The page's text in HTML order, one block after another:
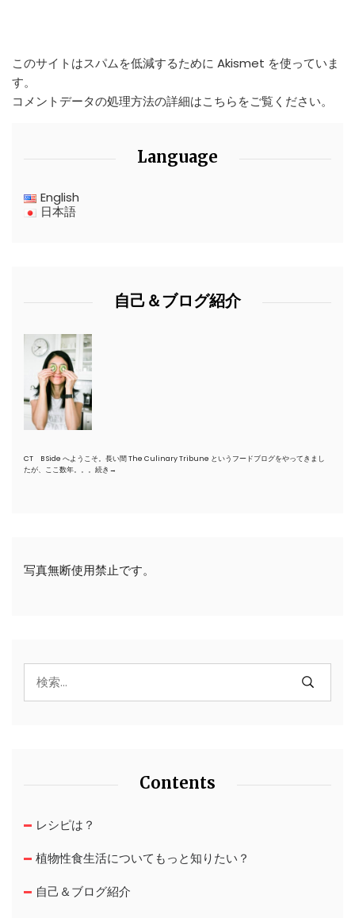
このサイトはスパムを低減するために Akismet を使っていま
す。
コメントデータの処理方法の詳細はこちらをご覧ください。
Language
English
日本語
自己＆ブログ紹介
CT B Side へようこそ。長い間 The Culinary Tribune というフードブログをやってきまし
たが、ここ数年。。。 続き→
写真無断使用禁止です。
Contents
レシピは？
植物性食生活についてもっと知りたい？
自己＆ブログ紹介